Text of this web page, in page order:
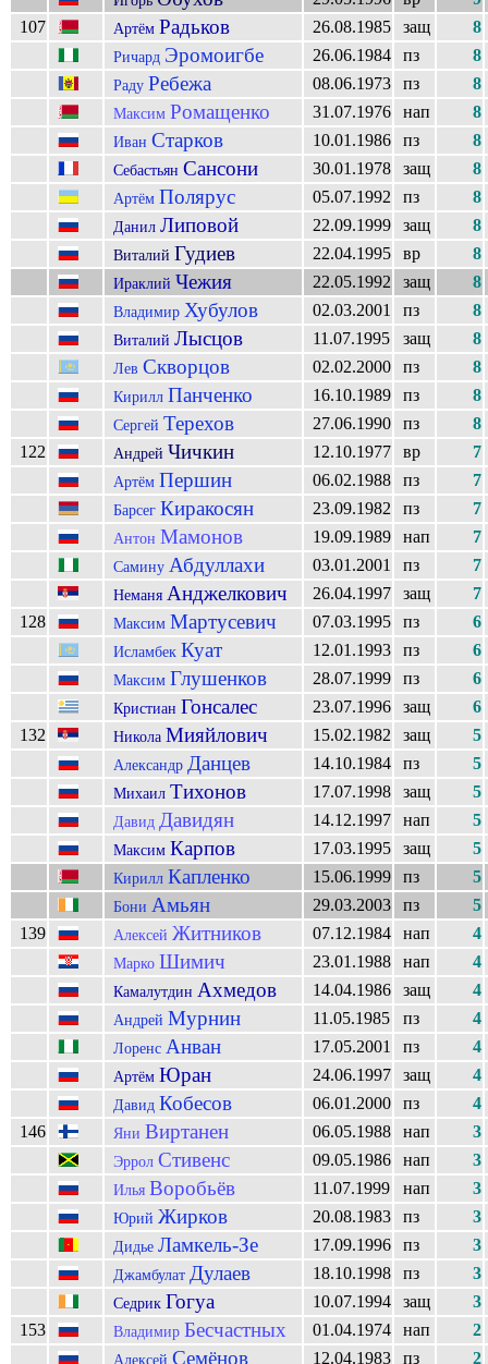
107
Артём Радьков 26.08.1985 защ 8
Ричард Эромоигбе 26.06.1984 пз 8
Раду Ребежа 08.06.1973 пз 8
Максим Ромащенко 31.07.1976 нап 8
Иван Старков 10.01.1986 пз 8
Себастьян Сансони 30.01.1978 защ 8
Артём Полярус 05.07.1992 пз 8
Данил Липовой 22.09.1999 защ 8
Виталий Гудиев 22.04.1995 вр 8
Ираклий Чежия 22.05.1992 защ 8
Владимир Хубулов 02.03.2001 пз 8
Виталий Лысцов 11.07.1995 защ 8
Лев Скворцов 02.02.2000 пз 8
Кирилл Панченко 16.10.1989 пз 8
Сергей Терехов 27.06.1990 пз
8
122
Андрей Чичкин 12.10.1977 вр 7
Артём Першин 06.02.1988 пз 7
Барсег Киракосян 23.09.1982 пз 7
Антон Мамонов 19.09.1989 нап 7
Самину Абдуллахи 03.01.2001 пз 7
Неманя Анджелкович 26.04.1997 защ
7
128
Максим Мартусевич 07.03.1995 пз 6
Исламбек Куат 12.01.1993 пз 6
Максим Глушенков 28.07.1999 пз 6
Кристиан Гонсалес 23.07.1996 защ
6
132
Никола Мияйлович 15.02.1982 защ 5
Александр Данцев 14.10.1984 пз 5
Михаил Тихонов 17.07.1998 защ 5
Давид Давидян 14.12.1997 нап 5
Максим Карпов 17.03.1995 защ 5
Кирилл Капленко 15.06.1999 пз 5
Бони Амьян 29.03.2003 пз
5
139
Алексей Житников 07.12.1984 нап 4
Марко Шимич 23.01.1988 нап 4
Камалутдин Ахмедов 14.04.1986 защ 4
Андрей Мурнин 11.05.1985 пз 4
Лоренс Анван 17.05.2001 пз 4
Артём Юран 24.06.1997 защ 4
Давид Кобесов 06.01.2000 пз
4
146
Яни Виртанен 06.05.1988 нап 3
Эррол Стивенс 09.05.1986 нап 3
Илья Воробьёв 11.07.1999 нап 3
Юрий Жирков 20.08.1983 пз 3
Дидье Ламкель-Зе 17.09.1996 пз 3
Джамбулат Дулаев 18.10.1998 пз 3
Седрик Гогуа 10.07.1994 защ
3
153
Владимир Бесчастных 01.04.1974 нап 2
Алексей Семёнов 12.04.1983 пз 2